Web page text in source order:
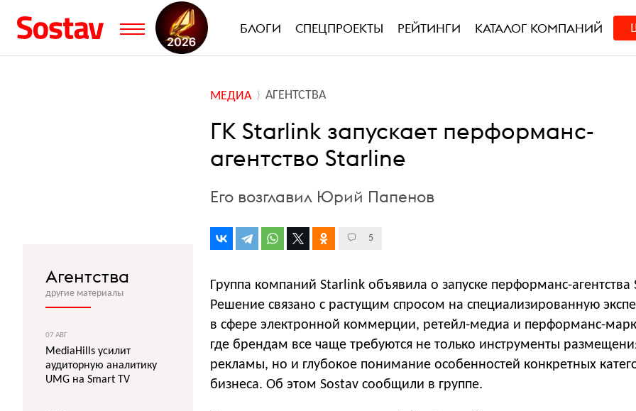
БЛОГИ СПЕЦПРОЕКТЫ РЕЙТИНГИ КАТАЛОГ КОМПАНИЙ
МЕДИА АГЕНТСТВА
ГК Starlink запускает перформанс-
агентство Starline
Его возглавил Юрий Папенов
5
Группа компаний Starlink объявила о запуске перформанс-агентства
Решение связано с растущим спросом на специализированную
в сфере электронной коммерции, ретейл-медиа и перформанс-
где брендам все чаще требуются не только инструменты
рекламы, но и глубокое понимание особенностей конкретных
бизнеса. Об этом Sostav сообщили в группе.
Агентства
другие материалы
07 АВГ
MediaHills усилит
аудиторную аналитику
UMG на Smart TV